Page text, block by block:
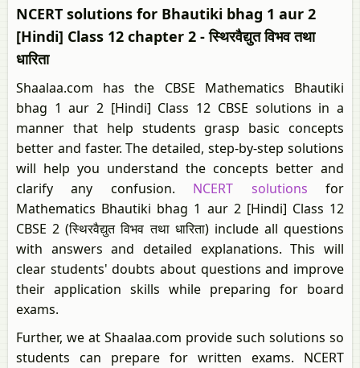
NCERT solutions for Bhautiki bhag 1 aur 2
[Hindi] Class 12 chapter 2 - स्थिरवैद्युत विभव तथा
धारिता
Shaalaa.com has the CBSE Mathematics Bhautiki
bhag 1 aur 2 [Hindi] Class 12 CBSE solutions in a
manner that help students grasp basic concepts
better and faster. The detailed, step-by-step solutions
will help you understand the concepts better and
clarify any confusion. NCERT solutions for
Mathematics Bhautiki bhag 1 aur 2 [Hindi] Class 12
CBSE 2 (स्थिरवैद्युत विभव तथा धारिता) include all questions
with answers and detailed explanations. This will
clear students' doubts about questions and improve
their application skills while preparing for board
exams.
Further, we at Shaalaa.com provide such solutions so
students can prepare for written exams. NCERT